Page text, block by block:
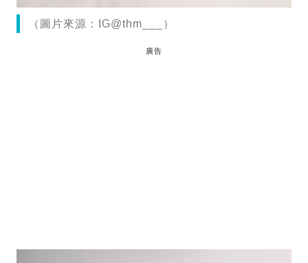
（圖片來源：IG@thm___）
廣告